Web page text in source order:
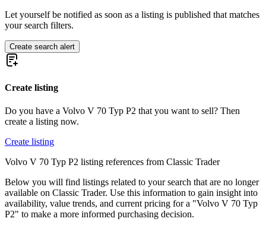
Volvo PV 544
Let yourself be notified as soon as a listing is published that matches
your search filters.
Create search alert
Create listing
Do you have a Volvo V 70 Typ P2 that you want to sell? Then
create a listing now.
Create listing
Volvo V 70 Typ P2 listing references from Classic Trader
Below you will find listings related to your search that are no longer
available on Classic Trader. Use this information to gain insight into
availability, value trends, and current pricing for a "Volvo V 70 Typ
P2" to make a more informed purchasing decision.